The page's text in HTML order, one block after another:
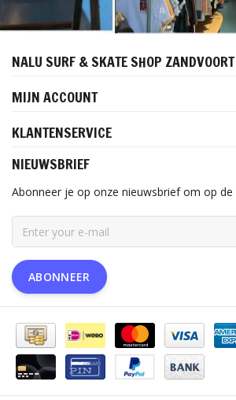
NALU SURF & SKATE SHOP ZANDVOORT
MIJN ACCOUNT
KLANTENSERVICE
NIEUWSBRIEF
Abonneer je op onze nieuwsbrief om op
ABONNEER